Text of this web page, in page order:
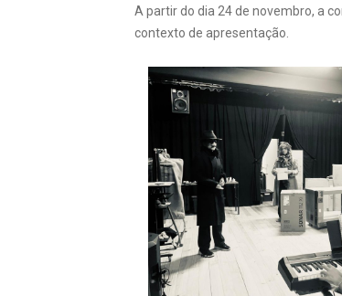
A partir do dia 24 de novembro, a
contexto de apresentação.